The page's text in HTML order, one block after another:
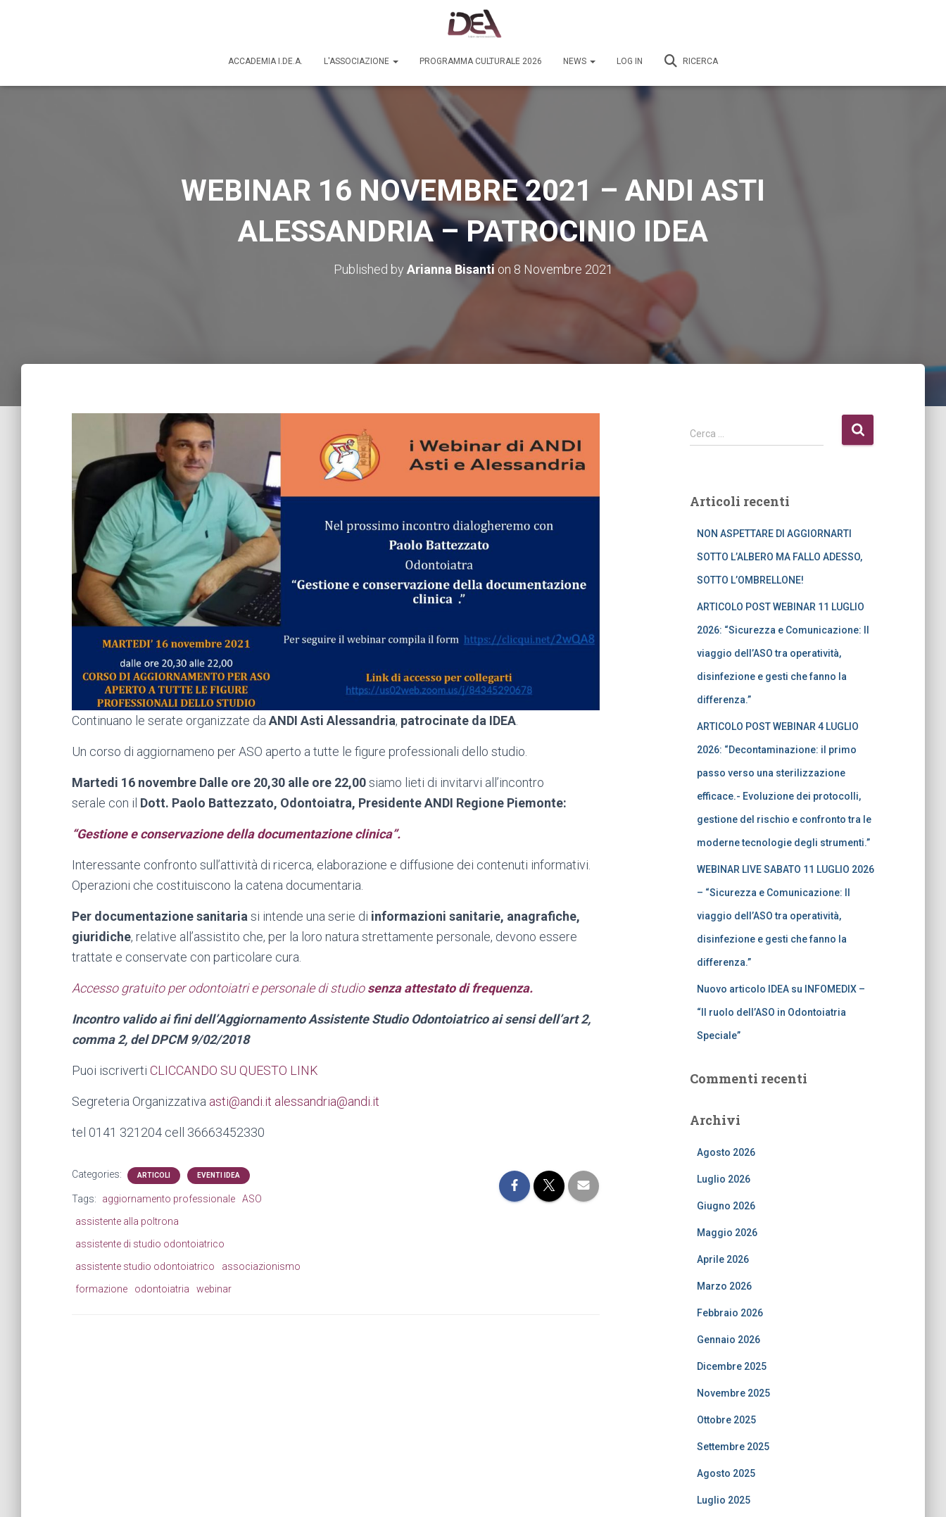
ACCADEMIA I.DE.A. L'ASSOCIAZIONE PROGRAMMA CULTURALE 2026 NEWS LOG IN RICERCA
WEBINAR 16 NOVEMBRE 2021 – ANDI ASTI
ALESSANDRIA – PATROCINIO IDEA
Published by Arianna Bisanti on 8 Novembre 2021
Continuano le serate organizzate da ANDI Asti Alessandria, patrocinate da IDEA
Un corso di aggiornameno per ASO aperto a tutte le figure professionali dello studio.
Martedi 16 novembre Dalle ore 20,30 alle ore 22,00siamo lieti di invitarvi all’incontro
serale con il Dott. Paolo Battezzato, Odontoiatra, Presidente ANDI Regione Piemonte:
“Gestione e conservazione della documentazione clinica”.
Interessante confronto sull’attività di ricerca, elaborazione e diffusione dei contenuti informativi.
Operazioni che costituiscono la catena documentaria.
Per documentazione sanitaria si intende una serie di informazioni sanitarie, anagrafiche,
giuridiche, relative all’assistito che, per la loro natura strettamente personale, devono essere
trattate e conservate con particolare cura.
Accesso gratuito per odontoiatri e personale di studiosenza attestato di frequenza.
Incontro valido ai fini dell’Aggiornamento Assistente Studio Odontoiatrico ai sensi dell’art 2,
comma 2, del DPCM 9/02/2018
Puoi iscriverti CLICCANDO SU QUESTO LINK
Segreteria Organizzativa asti@andi.it alessandria@andi.it
tel 0141 321204 cell 36663452330
Categories: ARTICOLI EVENTI IDEA
Tags: aggiornamento professionale
ASO
assistente alla poltrona
assistente di studio odontoiatrico
assistente studio odontoiatrico
associazionismo
formazione
odontoiatria webinar
R
i
c
Cerca …
Articoli recenti
NON ASPETTARE DI AGGIORNARTI
SOTTO L’ALBERO MA FALLO ADESSO,
SOTTO L’OMBRELLONE!
ARTICOLO POST WEBINAR 11 LUGLIO
2026: “Sicurezza e Comunicazione: Il
viaggio dell’ASO tra operatività,
disinfezione e gesti che fanno la
differenza.”
ARTICOLO POST WEBINAR 4 LUGLIO
2026: “Decontaminazione: il primo
passo verso una sterilizzazione
efficace.- Evoluzione dei protocolli,
gestione del rischio e confronto tra le
moderne tecnologie degli strumenti.”
WEBINAR LIVE SABATO 11 LUGLIO 2026
– “Sicurezza e Comunicazione: Il
viaggio dell’ASO tra operatività,
disinfezione e gesti che fanno la
differenza.”
Nuovo articolo IDEA su INFOMEDIX –
“Il ruolo dell’ASO in Odontoiatria
Speciale”
Commenti recenti
Archivi
Agosto 2026
Luglio 2026
Giugno 2026
Maggio 2026
Aprile 2026
Marzo 2026
Febbraio 2026
Gennaio 2026
Dicembre 2025
Novembre 2025
Ottobre 2025
Settembre 2025
Agosto 2025
Luglio 2025